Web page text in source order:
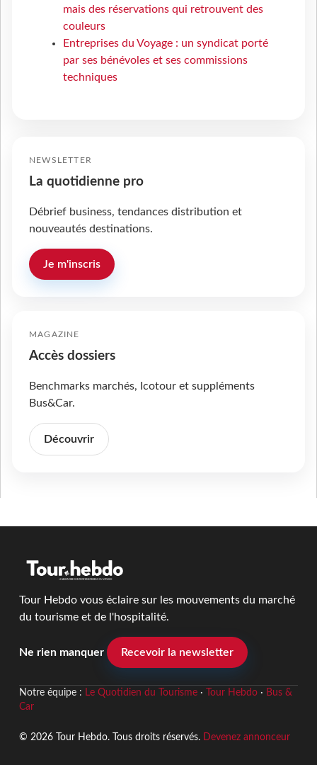
mais des réservations qui retrouvent des
couleurs
Entreprises du Voyage : un syndicat porté
par ses bénévoles et ses commissions
techniques
NEWSLETTER
La quotidienne pro
Débrief business, tendances distribution et
nouveautés destinations.
Je m'inscris
MAGAZINE
Accès dossiers
Benchmarks marchés, Icotour et suppléments
Bus&Car.
Découvrir
Tour Hebdo vous éclaire sur les mouvements du marché
du tourisme et de l'hospitalité.
Ne rien manquer Recevoir la newsletter
Notre équipe : Le Quotidien du Tourisme· Tour Hebdo· Bus &
Car
© 2026 Tour Hebdo. Tous droits réservés. Devenez annonceur